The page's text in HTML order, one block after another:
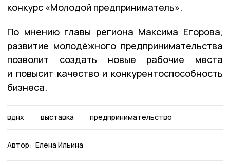
конкурс «Молодой предприниматель».
По мнению главы региона Максима Егорова,
развитие молодёжного предпринимательства
позволит создать новые рабочие места
и повысит качество и конкурентоспособность
бизнеса.
вднх выставка предпринимательство
Автор: Елена Ильина